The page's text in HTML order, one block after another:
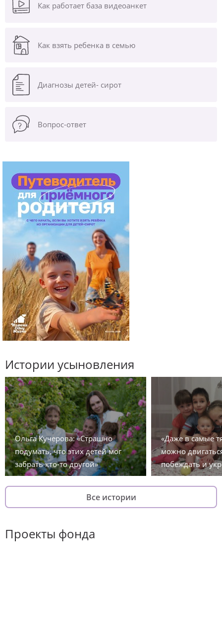
Как работает база видеоанкет
Как взять ребенка в семью
Диагнозы детей- сирот
Вопрос-ответ
Истории усыновления
Ольга Кучерова: «Страшно
подумать, что этих детей мог
забрать кто-то другой»
«Даже в самые
можно
побеждать и
Все истории
Проекты фонда